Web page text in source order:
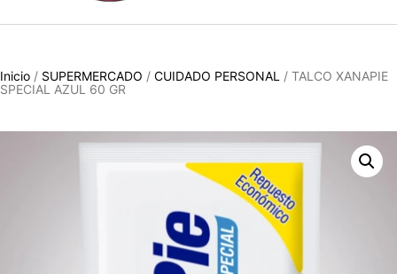
Inicio / SUPERMERCADO / CUIDADO PERSONAL / TALCO XANAPIE
SPECIAL AZUL 60 GR